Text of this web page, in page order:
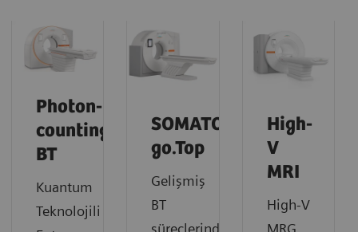
Photon-
counting
BT
Kuantum
Teknolojili
SOMATOM
go.Top
Gelişmiş
BT
süreçlerinde
High-
V
MRI
High-V
MRG,